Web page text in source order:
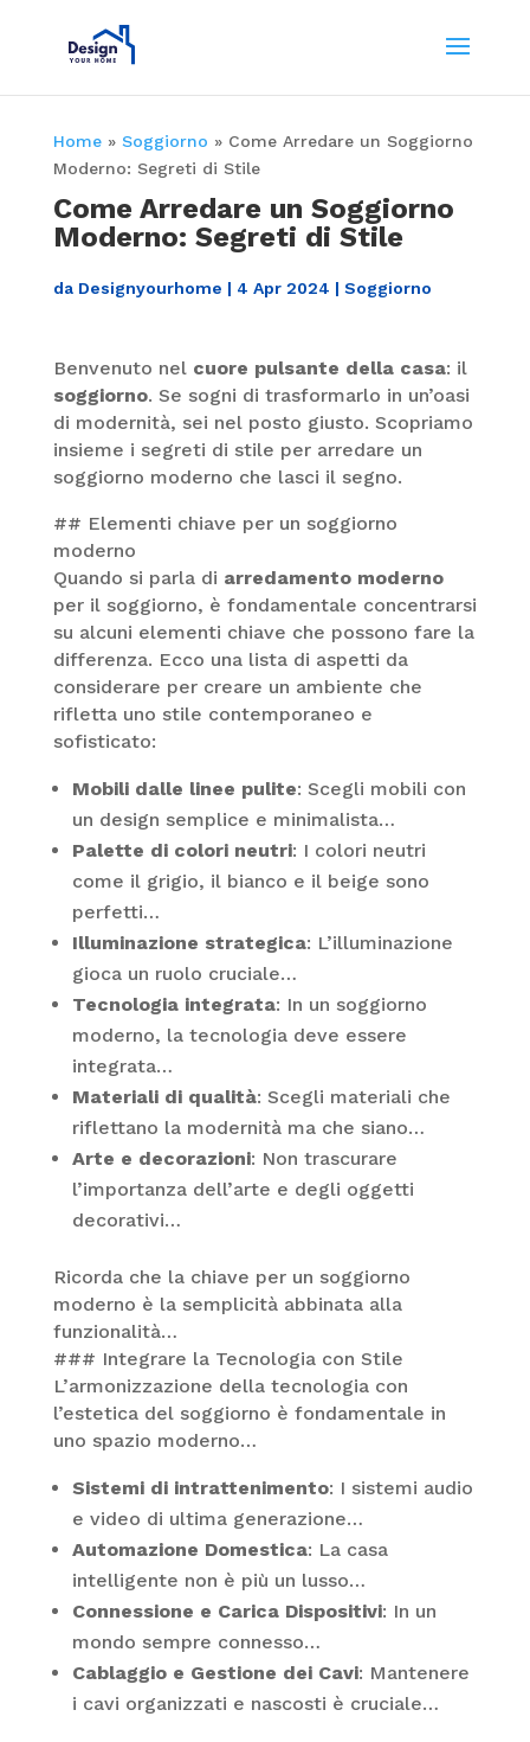
Home» Soggiorno » Come Arredare un Soggiorno
Moderno: Segreti di Stile
Come Arredare un Soggiorno
Moderno: Segreti di Stile
da Designyourhome | 4 Apr 2024 | Soggiorno
Benvenuto nel cuore pulsante della casa: il
soggiorno. Se sogni di trasformarlo in un’oasi
di modernità, sei nel posto giusto. Scopriamo
insieme i segreti di stile per arredare un
soggiorno moderno che lasci il segno.
## Elementi chiave per un soggiorno
moderno
Quando si parla di arredamento moderno
per il soggiorno, è fondamentale concentrarsi
su alcuni elementi chiave che possono fare la
differenza. Ecco una lista di aspetti da
considerare per creare un ambiente che
rifletta uno stile contemporaneo e
sofisticato:
Mobili dalle linee pulite: Scegli mobili con
un design semplice e minimalista…
Palette di colori neutri: I colori neutri
come il grigio, il bianco e il beige sono
perfetti…
Illuminazione strategica: L’illuminazione
gioca un ruolo cruciale…
Tecnologia integrata: In un soggiorno
moderno, la tecnologia deve essere
integrata…
Materiali di qualità: Scegli materiali che
riflettano la modernità ma che siano…
Arte e decorazioni: Non trascurare
l’importanza dell’arte e degli oggetti
decorativi…
Ricorda che la chiave per un soggiorno
moderno è la semplicità abbinata alla
funzionalità…
### Integrare la Tecnologia con Stile
L’armonizzazione della tecnologia con
l’estetica del soggiorno è fondamentale in
uno spazio moderno…
Sistemi di intrattenimento: I sistemi audio
e video di ultima generazione…
Automazione Domestica: La casa
intelligente non è più un lusso…
Connessione e Carica Dispositivi: In un
mondo sempre connesso…
Cablaggio e Gestione dei Cavi: Mantenere
i cavi organizzati e nascosti è cruciale…